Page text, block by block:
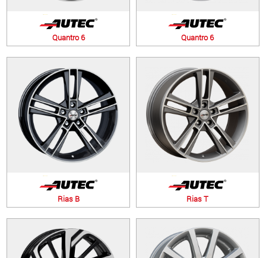
Quantro 6 Quantro 6
Rias B Rias T